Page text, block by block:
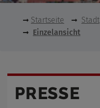
Startseite Stadt
Einzelansicht
PRESSE